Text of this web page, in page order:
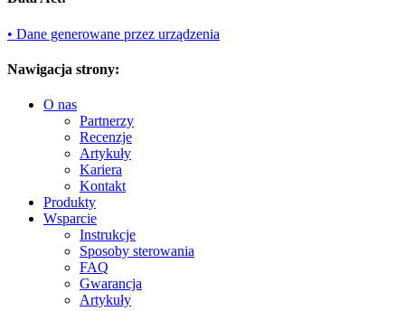
• Dane generowane przez urządzenia
Nawigacja strony:
O nas
Partnerzy
Recenzje
Artykuły
Kariera
Kontakt
Produkty
Wsparcie
Instrukcje
Sposoby sterowania
FAQ
Gwarancja
Artykuły